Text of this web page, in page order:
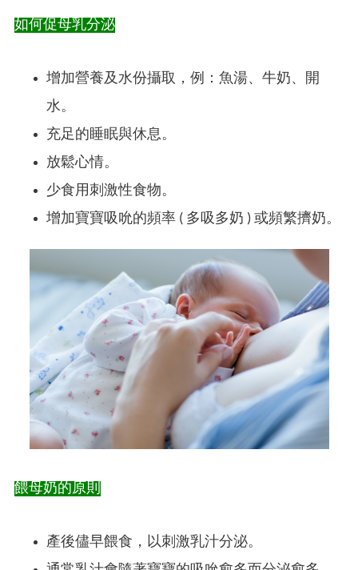
如何促母乳分泌
增加營養及水份攝取，例：魚湯、牛奶、開
水。
充足的睡眠與休息。
放鬆心情。
少食用刺激性食物。
增加寶寶吸吮的頻率 ( 多吸多奶 ) 或頻繁擠奶。
餵母奶的原則
產後儘早餵食，以刺激乳汁分泌。